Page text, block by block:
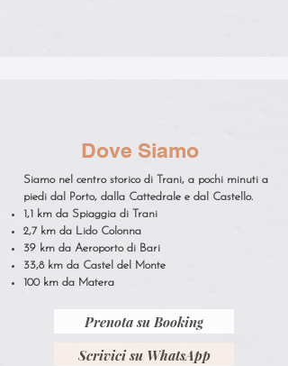
Dove Siamo
Siamo nel centro storico di Trani, a pochi minuti a
piedi dal Porto, dalla Cattedrale e dal Castello.
1,1 km da Spiaggia di Trani
2,7 km da Lido Colonna
39 km da Aeroporto di Bari
33,8 km da Castel del Monte
100 km da Matera
Prenota su Booking
Scrivici su WhatsApp